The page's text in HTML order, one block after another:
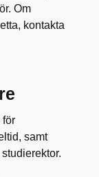
Om
kontakta
för
samt